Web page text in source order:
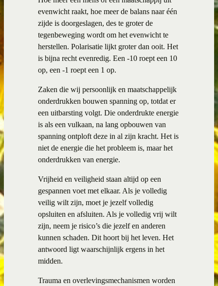
evenwicht raakt, hoe meer de balans naar één
zijde is doorgeslagen, des te groter de
tegenbeweging wordt om het evenwicht te
herstellen. Polarisatie lijkt groter dan ooit. Het
is bijna recht evenredig. Een -10 roept een 10
op, een -1 roept een 1 op.
Zaken die wij persoonlijk en maatschappelijk
onderdrukken bouwen spanning op, totdat er
een uitbarsting volgt. Die onderdrukte energie
is als een vulkaan, na lang opbouwen van
spanning ontploft deze in al zijn kracht. Het is
niet de energie die het probleem is, maar het
onderdrukken van energie.
Vrijheid en veiligheid staan altijd op een
gespannen voet met elkaar. Als je volledig
veilig wilt zijn, moet je jezelf volledig
opsluiten en afsluiten. Als je volledig vrij wilt
zijn, neem je risico’s die jezelf en anderen
kunnen schaden. Dit hoort bij het leven. Het
antwoord ligt waarschijnlijk ergens in het
midden.
Trauma en overlevingsmechanismen worden